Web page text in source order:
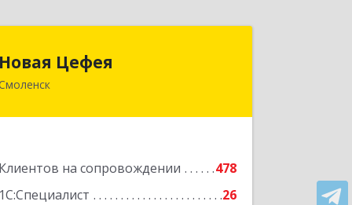
Новая Цефея
Клиентов на сопровождении
478
1С:Специалист
26
214018, Смоленская обл, Смоленск г,